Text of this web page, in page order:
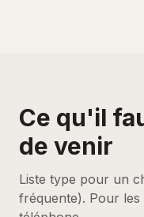
Ce qu'il
de venir
Liste type pour un
fréquente). Pour